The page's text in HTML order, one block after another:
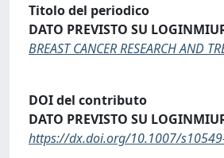
Titolo del periodico
DATO PREVISTO SU
BREAST CANCER RESEARCH AND
DOI del contributo
DATO PREVISTO SU
https://dx.doi.org/10.1007/